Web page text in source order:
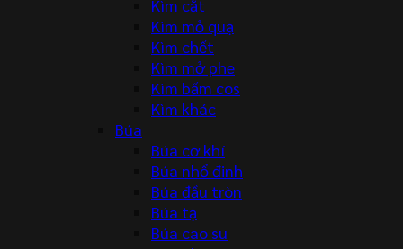
Kìm cắt
Kìm mỏ quạ
Kìm chết
Kìm mở phe
Kìm bấm cos
Kìm khác
Búa
Búa cơ khí
Búa nhổ đinh
Búa đầu tròn
Búa tạ
Búa cao su